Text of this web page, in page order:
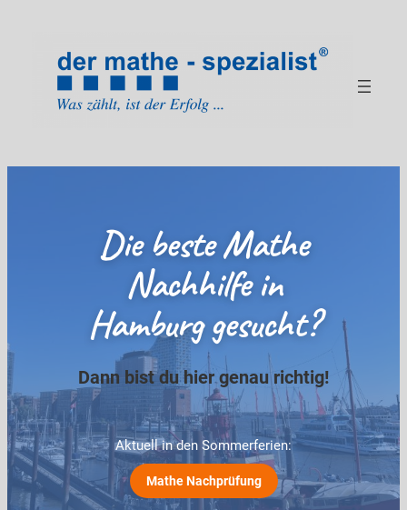
springen
Die beste Mathe
Nachhilfe in
Hamburg gesucht?
Dann bist du hier genau richtig!
Aktuell in den Sommerferien:
Mathe Nachprüfung